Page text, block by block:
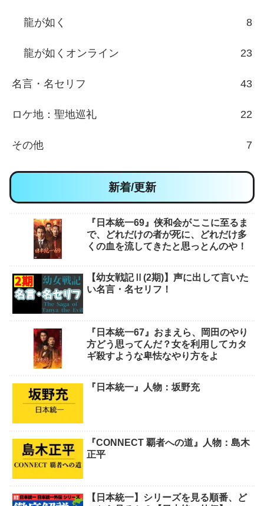
龍が如く 8
龍が如くオンライン 23
名言・名セリフ 43
ロケ地：聖地巡礼 22
その他 7
新着/更新
『日本統一69』侠和会がここに至るま
で、どれだけの者が死に、どれだけ多
くの血を流してきたと思っとんのや！
【幼女戦記Ⅱ(2期)】声に出して言いた
い名言・名セリフ！
『日本統一67』おまえら、岡田のやり
方どう思ってんだ？女を利用してカタ
ギ殺すような卑怯なやり方をよ
『日本統一』人物：坂野充
『CONNECT 覇者への道』人物：島木
正平
【日本統一】シリーズを見る順番、ど